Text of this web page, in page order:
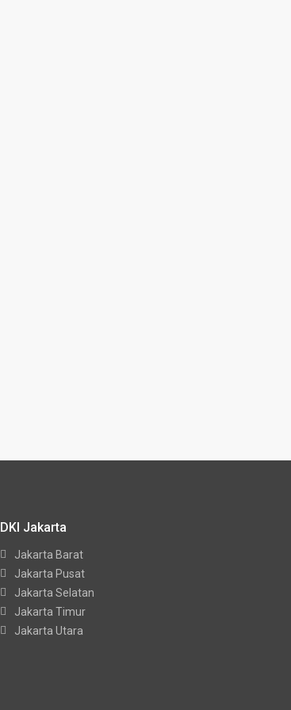
DKI Jakarta
Jakarta Barat
Jakarta Pusat
Jakarta Selatan
Jakarta Timur
Jakarta Utara